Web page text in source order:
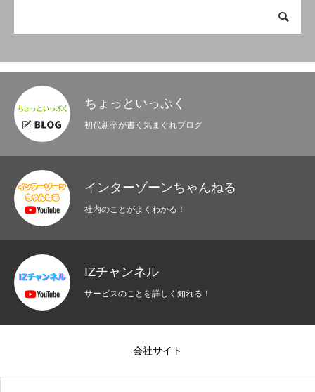
ちょっといっぷく
初代新卒が書く気まぐれブログ
インターゾーンちゃんねる
社内のことがよくわかる！
IZチャンネル
サービスのことを詳しく知れる！
会社サイト